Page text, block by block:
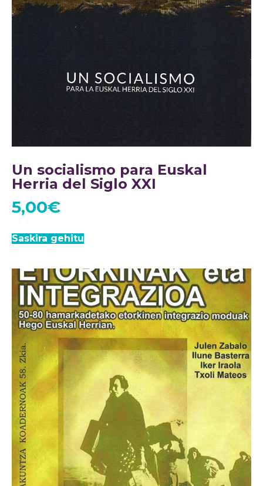
Un socialismo para Euskal
Herria del Siglo XXI
5,00€
Saskira gehitu